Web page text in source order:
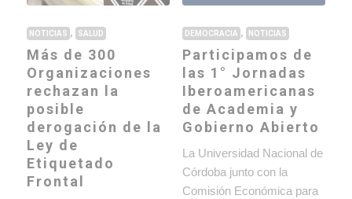
NOTICIAS , SALUD
Más de 300
Organizaciones
rechazan la
posible
derogación de la
Ley de
Etiquetado
Frontal
DEMOCRACIA , NOTICIAS
Participamos de
las 1° Jornadas
Iberoamericanas
de Academia y
Gobierno Abierto
La Universidad Nacional de
Córdoba junto con la
Comisión Económica para